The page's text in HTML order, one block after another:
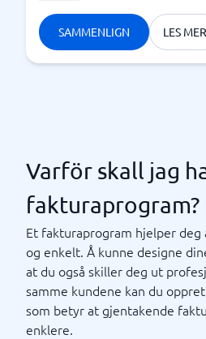
SAMMENLIGN LES MER
Varför skall jag
fakturaprogram?
Et fakturaprogram hjelper
og enkelt. Å kunne designe
at du også skiller deg ut
samme kundene kan du
som betyr at gjentakende
enklere.